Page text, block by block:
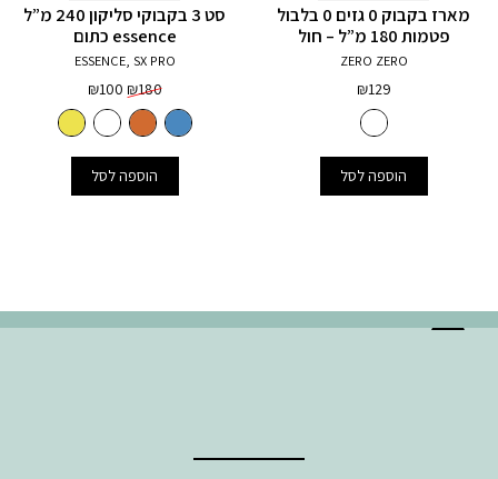
מארז בקבוק 0 גזים 0 בלבול
פטמות 180 מ”ל – חול
ZERO ZERO
₪129
הוספה לסל
סט 3 בקבוקי סליקון 240 מ”ל
essence כתום
ESSENCE, SX PRO
₪180
המחיר
המקורי
היה:
₪180.
₪100
הנוכחי
הוא:
₪100.
הוספה לסל